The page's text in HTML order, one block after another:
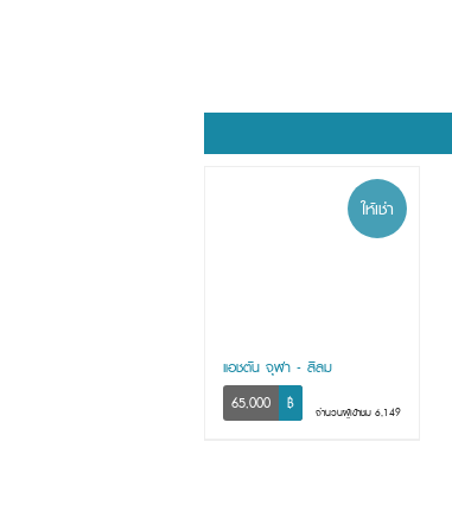
ให้เช่า
แอชตัน จุฬา - สีลม
65,000 ฿ จำนวนผู้เข้าชม 6,149